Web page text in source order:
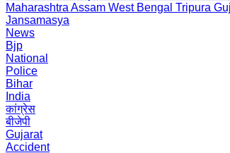
Maharashtra Assam West Bengal Tripura
Jansamasya
News
Bjp
National
Police
Bihar
India
कांग्रेस
बीजेपी
Gujarat
Accident